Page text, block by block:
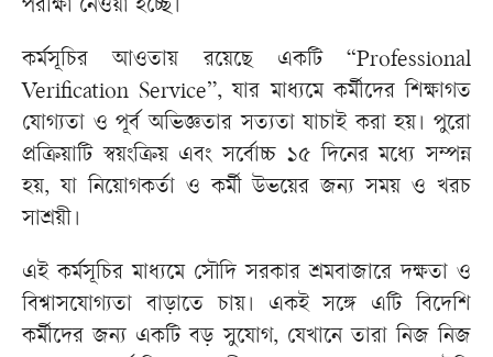
পরীক্ষা নেওয়া হচ্ছে।
কর্মসূচির আওতায় রয়েছে একটি “Professional
Verification Service”, যার মাধ্যমে কর্মীদের শিক্ষাগত
যোগ্যতা ও পূর্ব অভিজ্ঞতার সত্যতা যাচাই করা হয়। পুরো
প্রক্রিয়াটি স্বয়ংক্রিয় এবং সর্বোচ্চ ১৫ দিনের মধ্যে সম্পন্ন
হয়, যা নিয়োগকর্তা ও কর্মী উভয়ের জন্য সময় ও খরচ
সাশ্রয়ী।
এই কর্মসূচির মাধ্যমে সৌদি সরকার শ্রমবাজারে দক্ষতা ও
বিশ্বাসযোগ্যতা বাড়াতে চায়। একই সঙ্গে এটি বিদেশি
কর্মীদের জন্য একটি বড় সুযোগ, যেখানে তারা নিজ নিজ